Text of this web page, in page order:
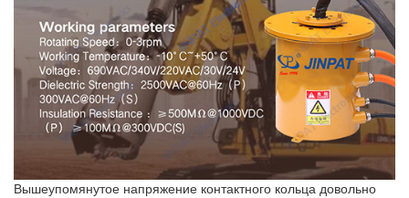
Вышеупомянутое напряжение контактного кольца довольно